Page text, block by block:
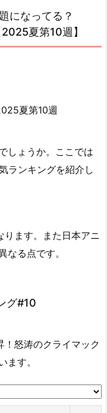
になってる？
夏第10週】
しょうか。ここでは
ランキングを紹介し
ります。また日本アニ
なる点です。
グ#10
！怒涛のクライマック
ます。